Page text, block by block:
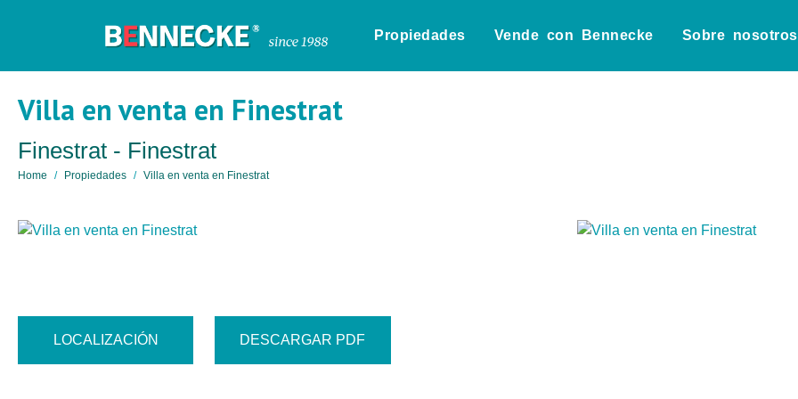
Propiedades Vende con Bennecke Sobre nosotros
Villa en venta en Finestrat
Finestrat - Finestrat
Home Propiedades Villa en venta en Finestrat
LOCALIZACIÓN DESCARGAR PDF